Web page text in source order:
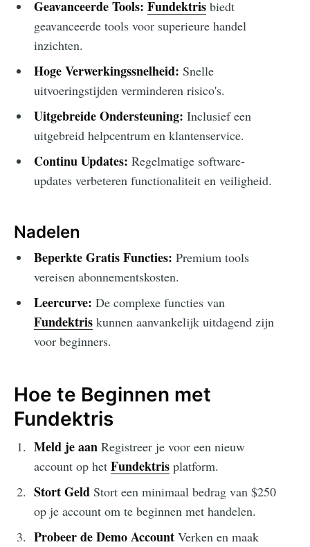
Geavanceerde Tools: Fundektrisbiedt
geavanceerde tools voor superieure handel
inzichten.
Hoge Verwerkingssnelheid: Snelle
uitvoeringstijden verminderen risico's.
Uitgebreide Ondersteuning: Inclusief een
uitgebreid helpcentrum en klantenservice.
Continu Updates: Regelmatige software-
updates verbeteren functionaliteit en veiligheid.
Nadelen
Beperkte Gratis Functies: Premium tools
vereisen abonnementskosten.
Leercurve: De complexe functies van
Fundektriskunnen aanvankelijk uitdagend zijn
voor beginners.
Hoe te Beginnen met
Fundektris
Meld je aanRegistreer je voor een nieuw
account op het Fundektrisplatform.
Stort GeldStort een minimaal bedrag van $250
op je account om te beginnen met handelen.
Probeer de Demo AccountVerken en maak